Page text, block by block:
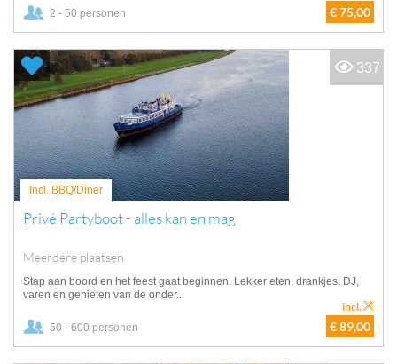
2 - 50 personen € 75,00
Incl. BBQ/Diner
Privé Partyboot - alles kan en mag
Meerdere plaatsen
Stap aan boord en het feest gaat beginnen. Lekker eten, drankjes, DJ,
varen en genieten van de onder...
50 - 600 personen € 89,00
incl.
337